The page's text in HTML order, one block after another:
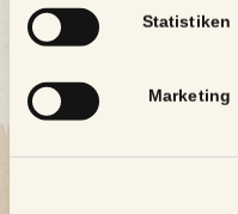
Statistiken
Marketing